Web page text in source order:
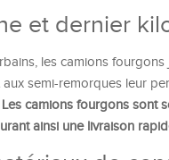
et dernier
les camions
semi-remorques leur
Les camions fourgons sont
ainsi une livraison